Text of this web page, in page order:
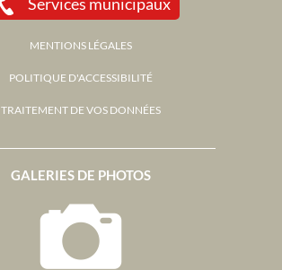
GALERIES DE PHOTOS
MENTIONS LÉGALES
POLITIQUE D'ACCESSIBILITÉ
TRAITEMENT DE VOS DONNÉES